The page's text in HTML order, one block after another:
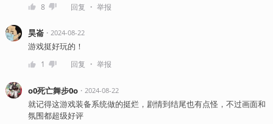
8 回复 ・ 举报
昊崙・ 2024-08-22
游戏挺好玩的！
1 回复 ・ 举报
o0死亡舞步0o・ 2024-08-22
就记得这游戏装备系统做的挺烂，剧情到结尾也有点怪，不过画面和
氛围都超级好评